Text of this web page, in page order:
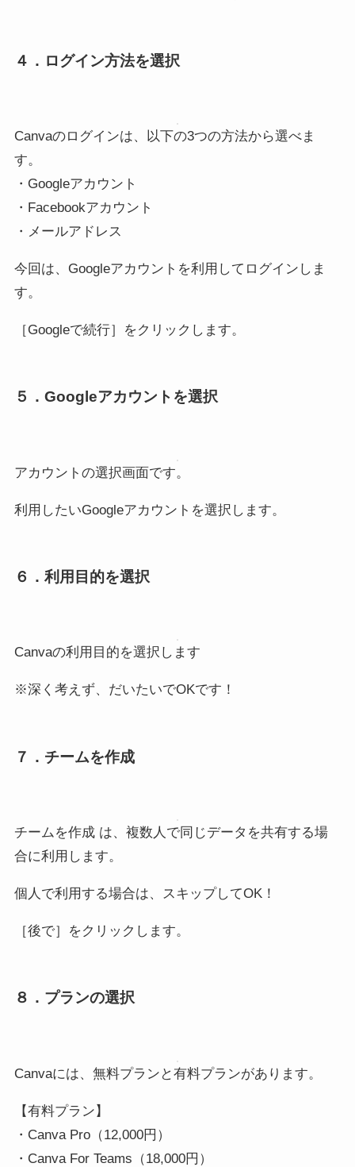
４．ログイン方法を選択
Canvaのログインは、以下の3つの方法から選べま
す。
・Googleアカウント
・Facebookアカウント
・メールアドレス
今回は、Googleアカウントを利用してログインしま
す。
［Googleで続行］をクリックします。
５．Googleアカウントを選択
アカウントの選択画面です。
利用したいGoogleアカウントを選択します。
６．利用目的を選択
Canvaの利用目的を選択します
※深く考えず、だいたいでOKです！
７．チームを作成
チームを作成 は、複数人で同じデータを共有する場
合に利用します。
個人で利用する場合は、スキップしてOK！
［後で］をクリックします。
８．プランの選択
Canvaには、無料プランと有料プランがあります。
【有料プラン】
・Canva Pro（12,000円）
・Canva For Teams（18,000円）